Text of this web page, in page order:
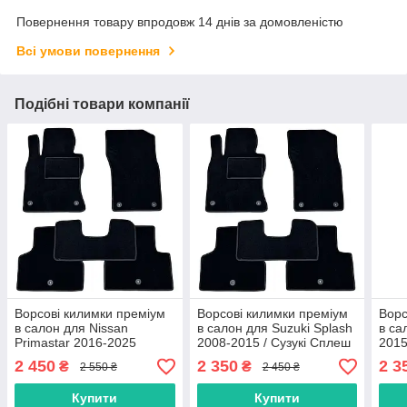
Повернення товару впродовж 14 днів за домовленістю
Всі умови повернення
Подібні товари компанії
Ворсові килимки преміум
в салон для Nissan
Primastar 2016-2025
(NV300) з вухом між
сидіннями / Нісан
Прімастар килимки
2 450 ₴ 2 550 ₴
Купити
Ворсові килимки преміум
в салон для Suzuki Splash
2008-2015 / Сузукі Сплеш
килимки
2 350₴ 2 450 ₴
Купити
в
3
2